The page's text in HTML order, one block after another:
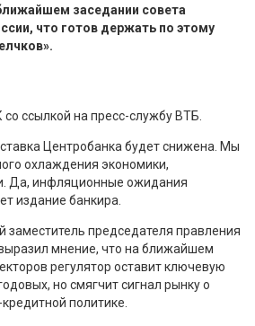
заседании совета
что готов держать по этому
ссылкой на пресс-службу ВТБ.
ставка Центробанка будет снижена. Мы
охлаждения экономики,
Да, инфляционные ожидания
издание банкира.
заместитель председателя правления
мнение, что на ближайшем
регулятор оставит ключевую
но смягчит сигнал рынку о
политике.